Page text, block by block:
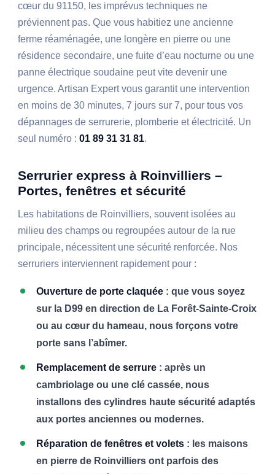
cœur du 91150, les imprévus techniques ne
préviennent pas. Que vous habitiez une ancienne
ferme réaménagée, une longère en pierre ou une
résidence secondaire, une fuite d’eau nocturne ou une
panne électrique soudaine peut vite devenir une
urgence. Artisan Expert vous garantit une intervention
en moins de 30 minutes, 7 jours sur 7, pour tous vos
dépannages de serrurerie, plomberie et électricité. Un
seul numéro :01 89 31 31 81.
Serrurier express à Roinvilliers –
Portes, fenêtres et sécurité
Les habitations de Roinvilliers, souvent isolées au
milieu des champs ou regroupées autour de la rue
principale, nécessitent une sécurité renforcée. Nos
serruriers interviennent rapidement pour :
Ouverture de porte claquée : que vous soyez
sur la D99 en direction de La Forêt-Sainte-Croix
ou au cœur du hameau, nous forçons votre
porte sans l’abîmer.
Remplacement de serrure : après un
cambriolage ou une clé cassée, nous
installons des cylindres haute sécurité adaptés
aux portes anciennes ou modernes.
Réparation de fenêtres et volets : les maisons
en pierre de Roinvilliers ont parfois des